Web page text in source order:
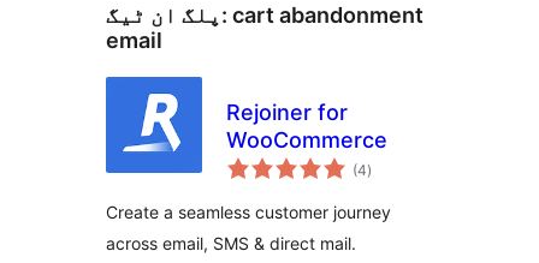
پلگ ان ٹیگ: cart abandonment
email
Rejoiner for
WooCommerce
(4مجموعی
درجہ
)
Create a seamless customer journey
across email, SMS & direct mail.